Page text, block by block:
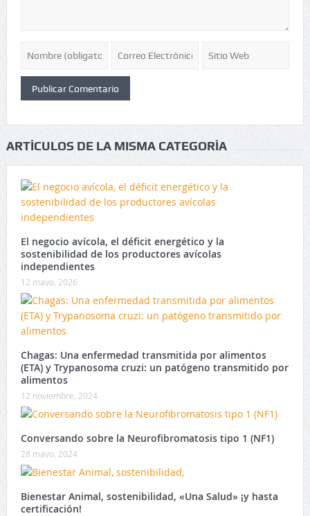
ARTÍCULOS DE LA MISMA CATEGORÍA
El negocio avícola, el déficit energético y la
sostenibilidad de los productores avícolas
independientes
12 mayo, 2026
Chagas: Una enfermedad transmitida por alimentos
(ETA) y Trypanosoma cruzi: un patógeno transmitido por
alimentos
12 noviembre, 2024
Conversando sobre la Neurofibromatosis tipo 1 (NF1)
28 mayo, 2024
Bienestar Animal, sostenibilidad, «Una Salud» ¡y hasta
certificación!